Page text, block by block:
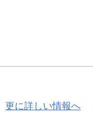
更に詳しい情報へ